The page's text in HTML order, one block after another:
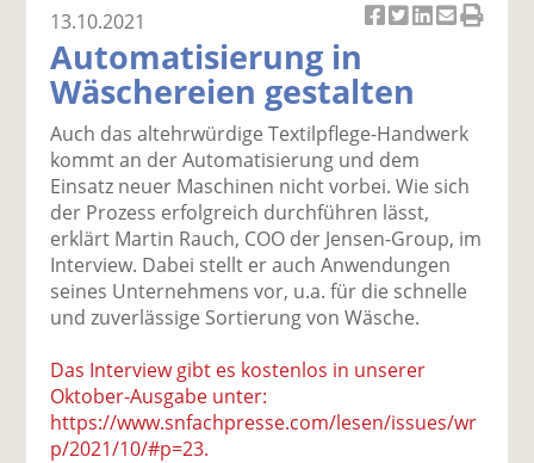
k
el
a
uf
F
ac
e
b
o
o
te
e
k
el
t
wi
tt
er
n
k
el
a
uf
Li
n
k
e
di
n
il
n
p
er
E
ai
l
v
e
el
D
ru
ck
e
n
13.10.2021
Automatisierung in
Wäschereien gestalten
Auch das altehrwürdige Textilpflege-Handwerk
kommt an der Automatisierung und dem
Einsatz neuer Maschinen nicht vorbei. Wie sich
der Prozess erfolgreich durchführen lässt,
erklärt Martin Rauch, COO der Jensen-Group, im
Interview. Dabei stellt er auch Anwendungen
seines Unternehmens vor, u.a. für die schnelle
und zuverlässige Sortierung von Wäsche.
Das Interview gibt es kostenlos in unserer
Oktober-Ausgabe unter:
https://www.snfachpresse.com/lesen/issues/wr
p/2021/10/#p=23.